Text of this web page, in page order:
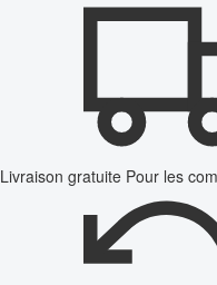
Livraison gratuite Pour les